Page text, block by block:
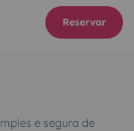
Reservar
e segura de